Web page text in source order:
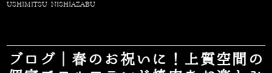
USHIMITSU NISHIAZABU
ブログ｜春のお祝いに！上質空間の